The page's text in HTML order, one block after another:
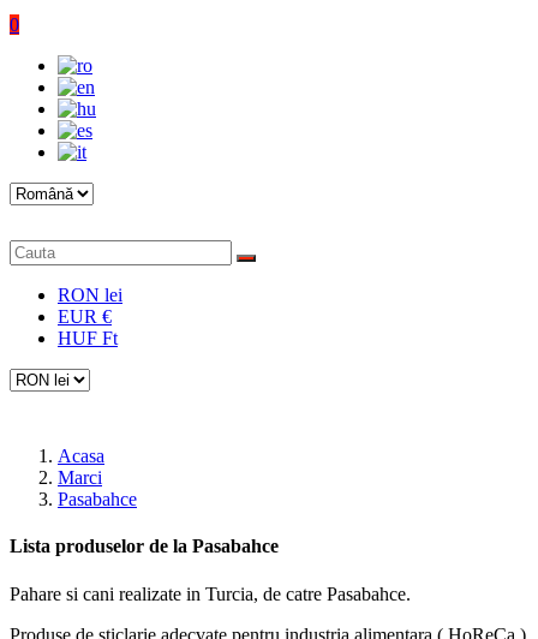
0
RON lei
EUR €
HUF Ft
Acasa
Marci
Pasabahce
Lista produselor de la Pasabahce
Pahare si cani realizate in Turcia, de catre Pasabahce.
Produse de sticlarie adecvate pentru industria alimentara ( HoReCa )